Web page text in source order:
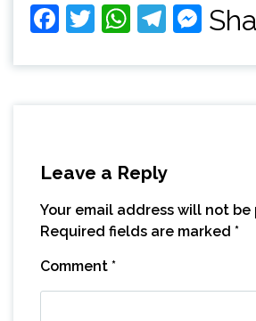
Facebook
Twitter
Leave a Reply
Your email address will not be
Required fields are marked *
Comment *